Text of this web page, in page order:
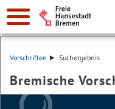
Vorschriften Suchergebnis
Bremische